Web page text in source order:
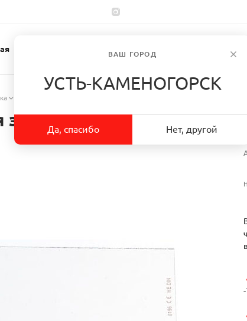
ВАШ ГОРОД
УСТЬ-КАМЕНОГОРСК
Да, спасибо Нет, другой
Пластина 428000
защитная для щитков
-